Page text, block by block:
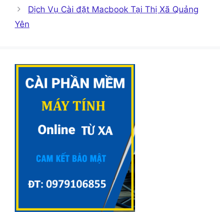
Dịch Vụ Cài đặt Macbook Tại Thị Xã Quảng
Yên